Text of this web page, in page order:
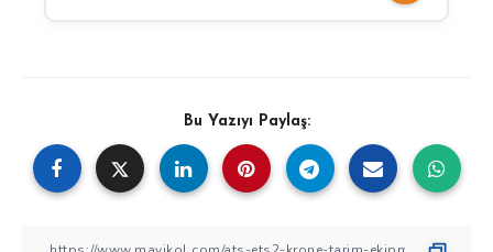
Bu Yazıyı Paylaş: